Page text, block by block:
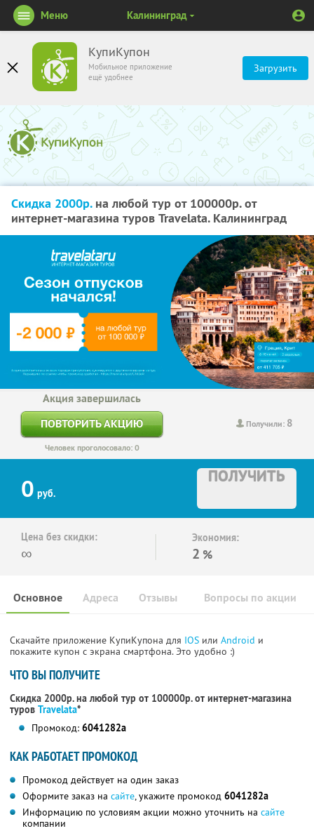
КупиКупон
Мобильное приложение
ещё удобнее
Загрузить
Меню Калининград
Скидка 2000р.на любой тур от 100000р. от
интернет-магазина туров Travelata. Калининград
Получили: 8
Акция завершилась
ПОВТОРИТЬ АКЦИЮ
Человек проголосовало: 0
0 руб.
ПОЛУЧИТЬ
Цена без скидки:
∞
Экономия:
2 %
Основное Отзывы Вопросы по акции
Адреса
Скачайте приложение КупиКупона для IOS или Android и
покажите купон с экрана смартфона. Это удобно :)
ЧТО ВЫ ПОЛУЧИТЕ
Скидка 2000р. на любой тур от 100000р. от интернет-магазина
туров Travelata*
Промокод: 6041282a
КАК РАБОТАЕТ ПРОМОКОД
Промокод действует на один заказ
Оформите заказ на сайте, укажите промокод 6041282a
Информацию по условиям акции можно уточнить на сайте
компании